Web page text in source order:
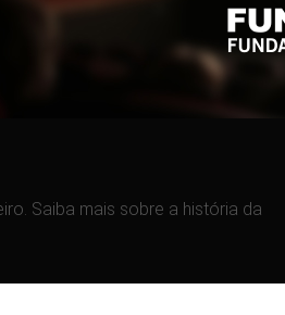
Saiba mais sobre a história da